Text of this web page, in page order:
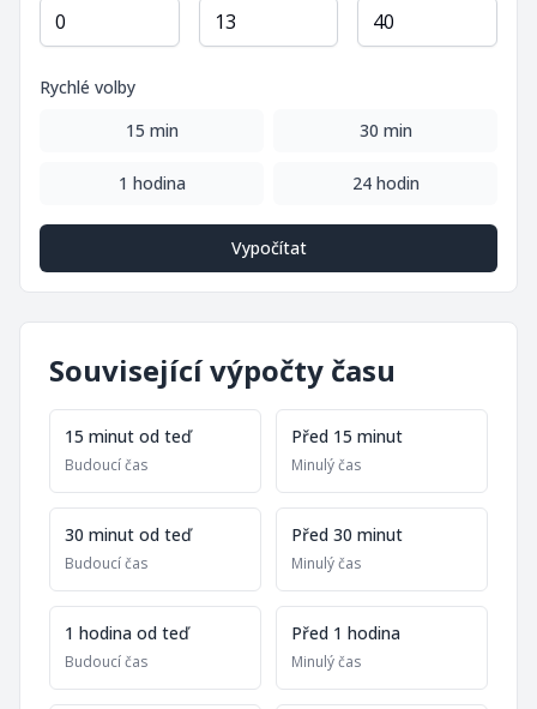
Rychlé volby
15 min
30 min
1 hodina 24 hodin
Vypočítat
Související výpočty času
15 minut od teď
Budoucí čas
Před 15 minut
Minulý čas
30 minut od teď
Budoucí čas
Před 30 minut
Minulý čas
1 hodina od teď
Budoucí čas
Před 1 hodina
Minulý čas